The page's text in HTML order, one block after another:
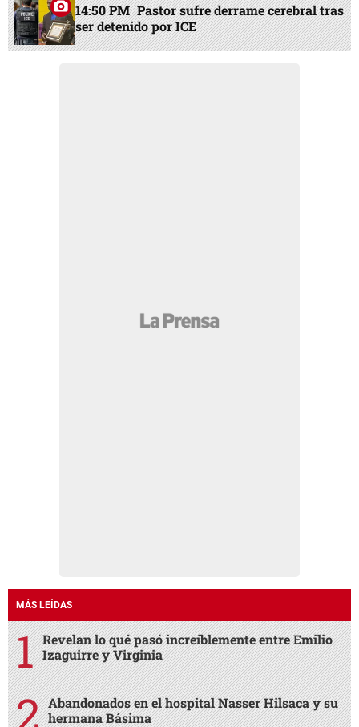
14:50 PM Pastor sufre derrame cerebral tras
ser detenido por ICE
MÁS LEÍDAS
Revelan lo qué pasó increíblemente entre Emilio
Izaguirre y Virginia
Abandonados en el hospital Nasser Hilsaca y su
hermana Básima